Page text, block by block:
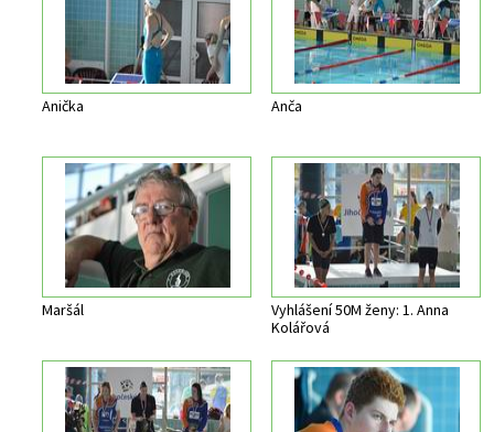
Anička Anča
Maršál
Vyhlášení 50M ženy: 1. Anna
Kolářová